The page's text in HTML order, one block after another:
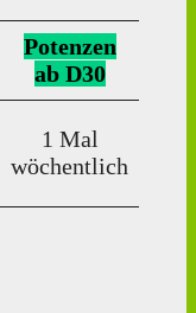
Potenzen
ab D30
1 Mal
wöchentlich